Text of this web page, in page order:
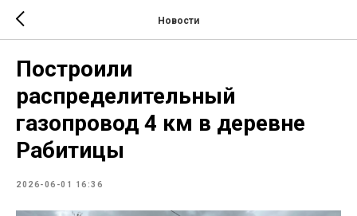
Новости
Построили
распределительный
газопровод 4 км в деревне
Рабитицы
2026-06-01 16:36